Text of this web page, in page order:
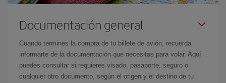
Documentación general
Cuando termines la compra de tu billete de avión, recuerda
informarte de la documentación que necesitas para volar. Aquí
puedes consultar si requieres visado, pasaporte, seguro o
cualquier otro documento, según el origen y el destino de tu